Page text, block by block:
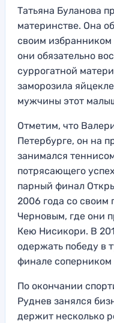
Татьяна Буланова
материнстве. Она
своим избранником
они обязательно
суррогатной
заморозила
мужчины этот
Отметим, что
Петербурге, он на
занимался
потрясающего
парный финал
2006 года со своим
Черновым, где они
Кею Нисикори. В
одержать победу в
финале соперником
По окончании
Руднев занялся
держит несколько